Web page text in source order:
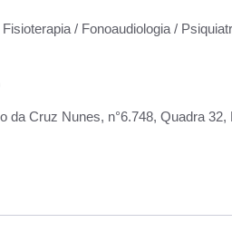
/ Fonoaudiologia /
da Cruz Nunes, n°6.748, Quadra